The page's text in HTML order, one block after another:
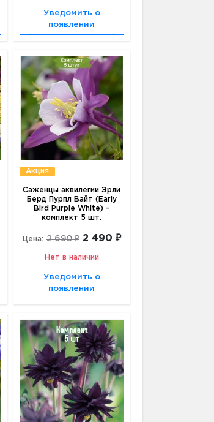
Уведомить о
появлении
Акция
Саженцы аквилегии Эрли
Берд Пурпл Вайт (Early
Bird Purple White) -
комплект 5 шт.
Цена: 2 690 ₽ 2 490 ₽
Нет в наличии
Уведомить о
появлении